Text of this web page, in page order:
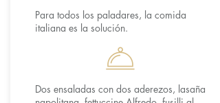
Para todos los paladares, la comida
italiana es la solución.
Dos ensaladas con dos aderezos, lasaña